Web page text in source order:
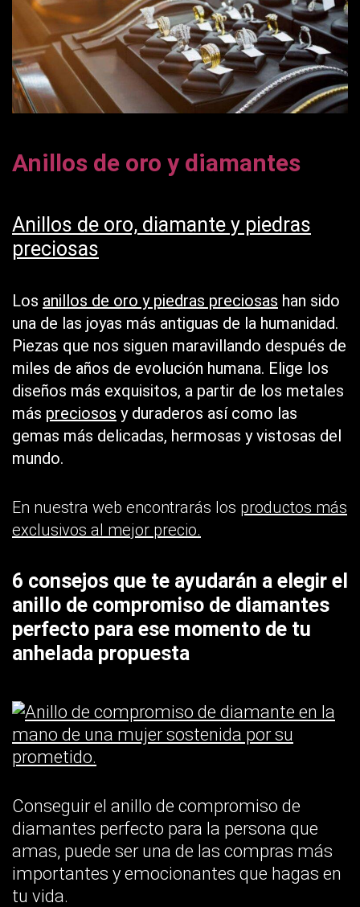
Anillos de oro y diamantes
Anillos de oro, diamante y piedras
preciosas
Los anillos de oro y piedras preciosas han sido
una de las joyas más antiguas de la humanidad.
Piezas que nos siguen maravillando después de
miles de años de evolución humana. Elige los
diseños más exquisitos, a partir de los metales
más preciosos y duraderos así como las
gemas más delicadas, hermosas y vistosas del
mundo.
En nuestra web encontrarás los productos más
exclusivos al mejor precio.
6 consejos que te ayudarán a elegir el
anillo de compromiso de diamantes
perfecto para ese momento de tu
anhelada propuesta
Conseguir el anillo de compromiso de
diamantes perfecto para la persona que
amas, puede ser una de las compras más
importantes y emocionantes que hagas en
tu vida.